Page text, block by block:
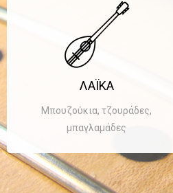
ΛΑΪ́ΚΑ
Μπουζούκια, τζουράδες,
μπαγλαμάδες